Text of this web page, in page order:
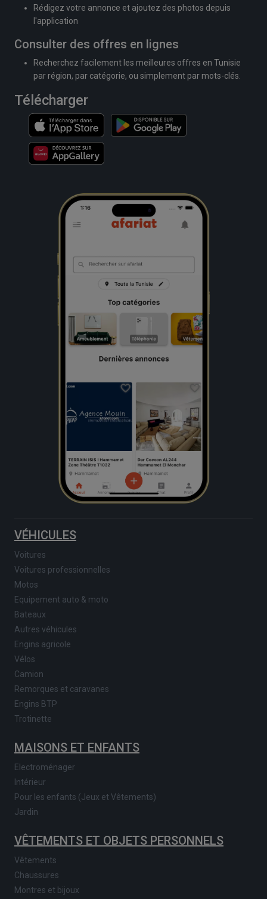
Rédigez votre annonce et ajoutez des photos depuis
l'application
Consulter des offres en lignes
Recherchez facilement les meilleures offres en Tunisie
par région, par catégorie, ou simplement par mots-clés.
Télécharger
VÉHICULES
Voitures
Voitures professionnelles
Motos
Equipement auto & moto
Bateaux
Autres véhicules
Engins agricole
Vélos
Camion
Remorques et caravanes
Engins BTP
Trotinette
MAISONS ET ENFANTS
Electroménager
Intérieur
Pour les enfants (Jeux et Vêtements)
Jardin
VÊTEMENTS ET OBJETS PERSONNELS
Vêtements
Chaussures
Montres et bijoux